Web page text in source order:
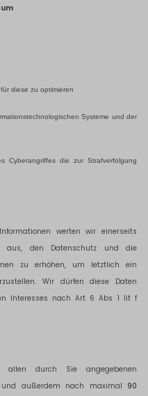
diese zu optimieren
Systeme und der
Cyberangriffes die zur Strafverfolgung
werten wir einerseits
den Datenschutz und die
zu erhöhen, um letztlich ein
Wir dürfen diese Daten
Interesses nach Art 6 Abs 1 lit f
allen durch Sie angegebenen
und außerdem nach maximal 90